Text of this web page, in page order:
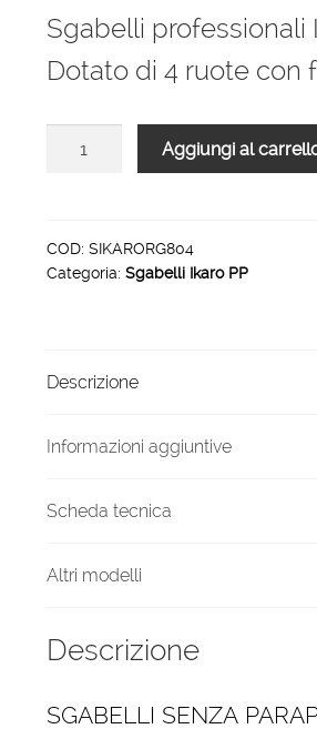
originale
era:
Sgabelli professionali
Dotato di 4 ruote con
4
gradini
x
cm
Aggiungi al
COD: SIKARORG804
Categoria: Sgabelli Ikaro PP
Descrizione
Informazioni aggiuntive
Scheda tecnica
Altri modelli
Descrizione
SGABELLI SENZA